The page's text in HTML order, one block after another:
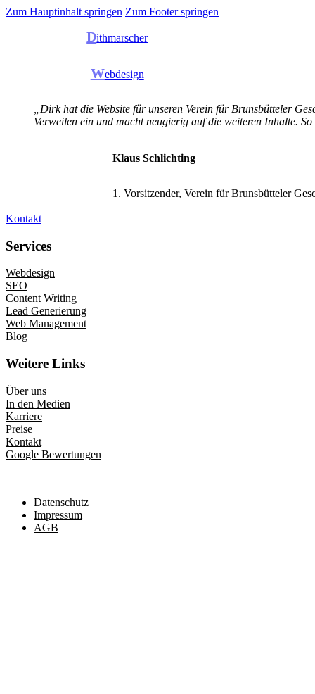
Zum Hauptinhalt springen Zum Footer springen
Dithmarscher
Webdesign
„Dirk hat die Website für unseren Verein für Brunsbütteler
Verweilen ein und macht neugierig auf die weiteren Inhalte.
Klaus Schlichting
1. Vorsitzender, Verein für Brunsbütteler
Kontakt
Services
Webdesign
SEO
Content Writing
Lead Generierung
Web Management
Blog
Weitere Links
Über uns
In den Medien
Karriere
Preise
Kontakt
Google Bewertungen
Datenschutz
Impressum
AGB